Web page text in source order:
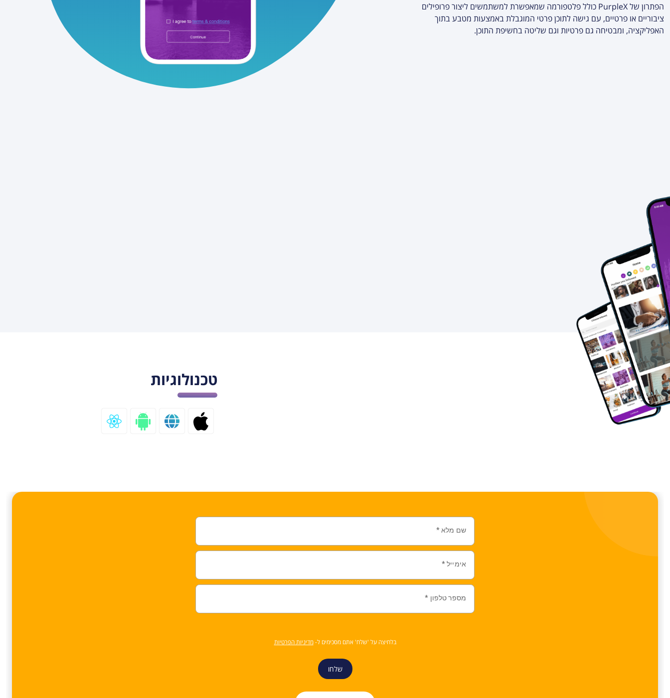
הפתרון של PurpleX כולל פלטפורמה שמאפשרת למשתמשים ליצור פרופילים
ציבוריים או פרטיים, עם גישה לתוכן פרטי המוגבלת באמצעות מטבע בתוך
האפליקציה, ומבטיחה גם פרטיות וגם שליטה בחשיפת התוכן.
טכנולוגיות
שם מלא *
אימייל *
מספר טלפון *
בלחיצה על 'שלח' אתם מסכימים ל- מדיניות הפרטיות
שלחו